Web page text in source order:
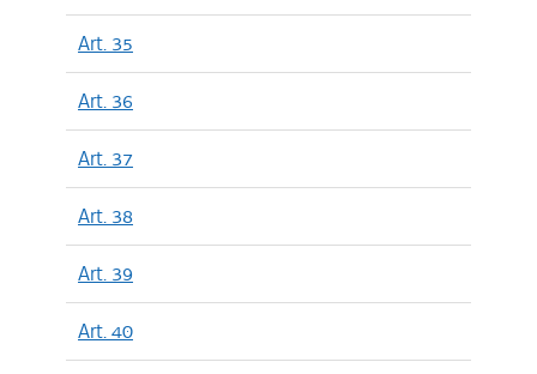
Art. 35
Art. 36
Art. 37
Art. 38
Art. 39
Art. 40